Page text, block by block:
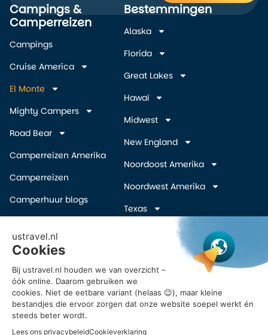
Campings &
Camperreizen
Campings
Cruise America
El Monte
Mighty Campers
Road Bear
Camperreizen Amerika
Camperreizen
Camperhuur blogs
Inschrijven Amerika
camper deals
Vroegboekkorting camper
USA
Reisvoorstel Camperreis
Amerika
Bestemmingen
Alaska
Florida
Great Lakes
Hawaï
Midwest
New England
Noordoost Amerika
Noordwest Amerika
Texas
Zuidelijke Staten
Zuidwest Amerika
Alternative: